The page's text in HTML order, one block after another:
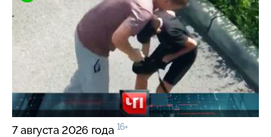
7 августа 2026 года 16+